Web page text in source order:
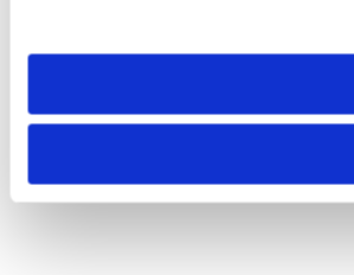
need to be set again.